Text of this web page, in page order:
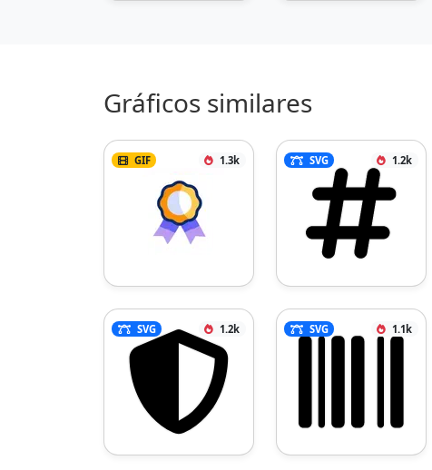
Gráficos similares
GIF 1.3k SVG 1.2k
SVG 1.2k SVG 1.1k